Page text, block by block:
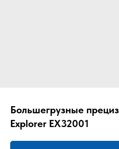
Большегрузные
Explorer EX32001